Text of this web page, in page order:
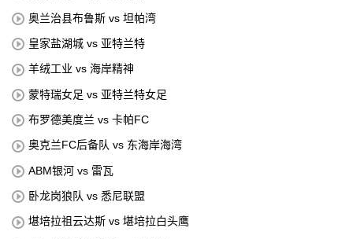
奥兰治县布鲁斯 vs 坦帕湾
皇家盐湖城 vs 亚特兰特
羊绒工业 vs 海岸精神
蒙特瑞女足 vs 亚特兰特女足
布罗德美度兰 vs 卡帕FC
奥克兰FC后备队 vs 东海岸海湾
ABM银河 vs 雷瓦
卧龙岗狼队 vs 悉尼联盟
堪培拉祖云达斯 vs 堪培拉白头鹰